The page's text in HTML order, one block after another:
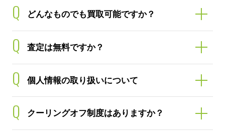
Q どんなものでも買取可能ですか？
Q 査定は無料ですか？
Q 個人情報の取り扱いについて
Q クーリングオフ制度はありますか？